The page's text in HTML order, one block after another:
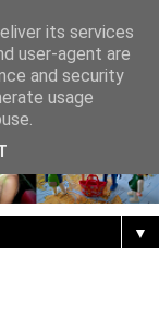
▼
its services
user-agent are
and security
usage